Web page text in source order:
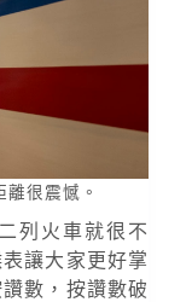
很震憾。
列火車就很不
讓大家更好掌
數，按讚數破